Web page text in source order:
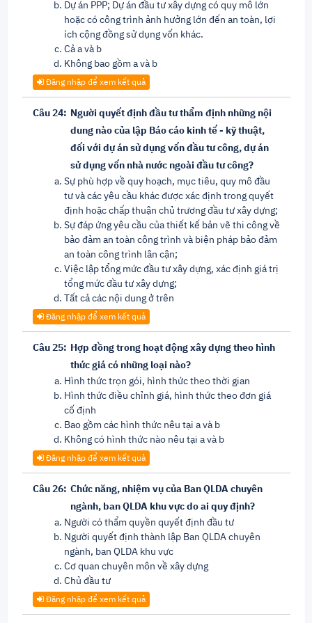
Dự án PPP; Dự án đầu tư xây dựng có quy mô lớn
hoặc có công trình ảnh hưởng lớn đến an toàn, lợi
ích cộng đồng sử dụng vốn khác.
Cả a và b
Không bao gồm a và b
Đăng nhập để xem kết quả
Câu 24: Người quyết định đầu tư thẩm định những nội
dung nào của lập Báo cáo kinh tế - kỹ thuật,
đối với dự án sử dụng vốn đầu tư công, dự án
sử dụng vốn nhà nước ngoài đầu tư công?
Sự phù hợp về quy hoạch, mục tiêu, quy mô đầu
tư và các yêu cầu khác được xác định trong quyết
định hoặc chấp thuận chủ trương đầu tư xây dựng;
Sự đáp ứng yêu cầu của thiết kế bản vẽ thi công về
bảo đảm an toàn công trình và biện pháp bảo đảm
an toàn công trình lân cận;
Việc lập tổng mức đầu tư xây dựng, xác định giá trị
tổng mức đầu tư xây dựng;
Tất cả các nội dung ở trên
Đăng nhập để xem kết quả
Câu 25: Hợp đồng trong hoạt động xây dựng theo hình
thức giá có những loại nào?
Hình thức trọn gói, hình thức theo thời gian
Hình thức điều chỉnh giá, hình thức theo đơn giá
cố định
Bao gồm các hình thức nêu tại a và b
Không có hình thức nào nêu tại a và b
Đăng nhập để xem kết quả
Câu 26: Chức năng, nhiệm vụ của Ban QLDA chuyên
ngành, ban QLDA khu vực do ai quy định?
Người có thẩm quyền quyết định đầu tư
Người quyết định thành lập Ban QLDA chuyên
ngành, ban QLDA khu vực
Cơ quan chuyên môn về xây dựng
Chủ đầu tư
Đăng nhập để xem kết quả